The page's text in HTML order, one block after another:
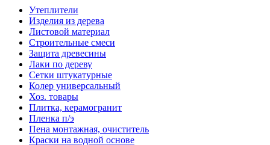
Утеплители
Изделия из дерева
Листовой материал
Строительные смеси
Защита древесины
Лаки по дереву
Сетки штукатурные
Колер универсальный
Хоз. товары
Плитка, керамогранит
Пленка п/э
Пена монтажная, очиститель
Краски на водной основе